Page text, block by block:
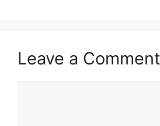
Leave a Comment